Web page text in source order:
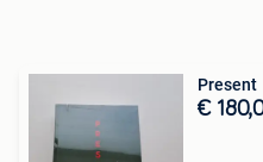
Present
€